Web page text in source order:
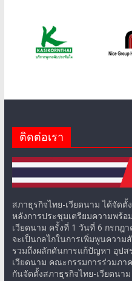
ติดต่อเรา
สภาธุรกิจไทย-เวียดนาม ได้จัด
หลังการประชุมเตรียมความพร้อ
เวียดนาม ครั้งที่ 1 วันที่ 6 กรกฎ
จะเป็นกลไกในการเพิ่มพูนควา
รวมถึงผลักดันการแก้ปัญหา อุปส
เวียดนาม คณะกรรมการร่วมภา
กันจัดตั้งสภาธุรกิจไทย-เวียดนา